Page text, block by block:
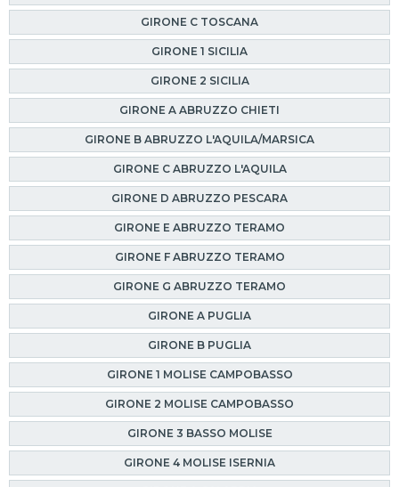
GIRONE C TOSCANA
GIRONE 1 SICILIA
GIRONE 2 SICILIA
GIRONE A ABRUZZO CHIETI
GIRONE B ABRUZZO L'AQUILA/MARSICA
GIRONE C ABRUZZO L'AQUILA
GIRONE D ABRUZZO PESCARA
GIRONE E ABRUZZO TERAMO
GIRONE F ABRUZZO TERAMO
GIRONE G ABRUZZO TERAMO
GIRONE A PUGLIA
GIRONE B PUGLIA
GIRONE 1 MOLISE CAMPOBASSO
GIRONE 2 MOLISE CAMPOBASSO
GIRONE 3 BASSO MOLISE
GIRONE 4 MOLISE ISERNIA